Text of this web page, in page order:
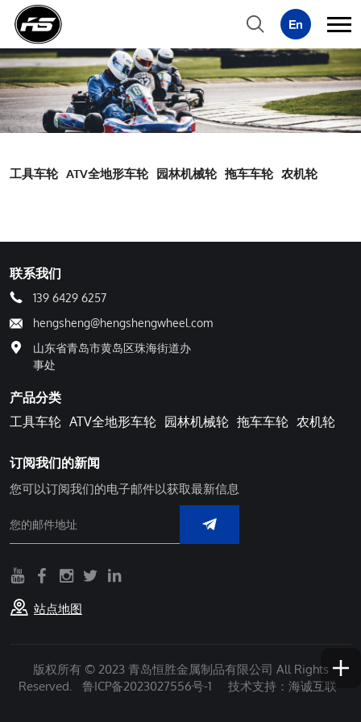
工具车轮 ATV全地形车轮 园林机械轮 拖车车轮 农机轮
联系我们
139 6429 6257
hengsheng@hengshengwheel.com
山东省青岛市黄岛区珠海街道办
事处
产品分类
工具车轮 ATV全地形车轮 园林机械轮 拖车车轮 农机轮
订阅我们的新闻
您可以订阅我们的电子邮件以获取最新信息
站点地图
版权所有 © 2023 青岛恒胜金属制品有限公司 All Rights
Reserved.
鲁ICP备2023027556号-1 技术支持：海诚互联